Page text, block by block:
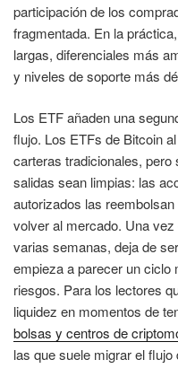
participación de los
fragmentada. En la
largas, diferenciales más
y niveles de soporte más
Los ETF añaden una
flujo. Los ETFs de Bitcoin
carteras tradicionales,
salidas sean limpias: las
autorizados las
volver al mercado. Una
varias semanas, deja de
empieza a parecer un ciclo
riesgos. Para los lectores
liquidez en momentos de
bolsas y centros de
las que suele migrar el flujo